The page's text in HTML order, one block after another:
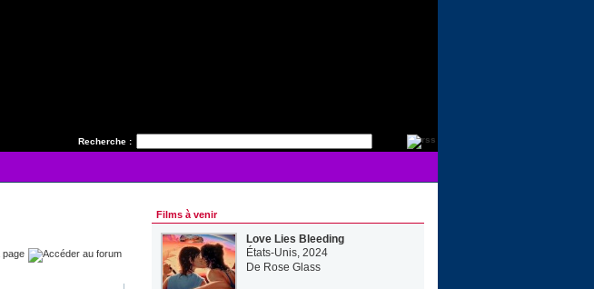
Recherche :
Films à venir
Love Lies Bleeding
États-Unis, 2024
De Rose Glass